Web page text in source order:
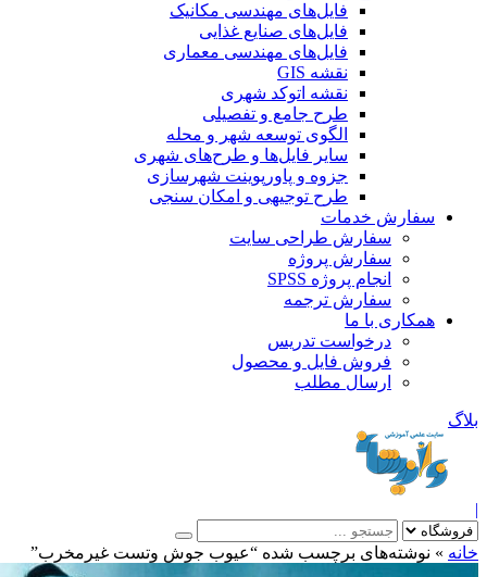
فایل‌های مهندسی مکانیک
فایل‌های صنایع غذایی
فایل‌های مهندسی معماری
نقشه GIS
نقشه اتوکد شهری
طرح جامع و تفصیلی
الگوی توسعه شهر و محله
سایر فایل‌ها و طرح‌های شهری
جزوه و پاورپوینت شهرسازی
طرح توجیهی و امکان سنجی
سفارش خدمات
سفارش طراحی سایت
سفارش پروژه
انجام پروژه SPSS
سفارش ترجمه
همکاری با ما
درخواست تدریس
فروش فایل و محصول
ارسال مطلب
»نوشته‌های برچسب شده “عیوب جوش وتست غیرمخرب”